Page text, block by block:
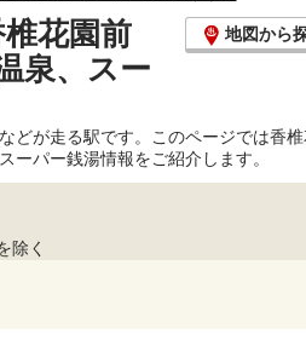
花園前
泉、スー
地図から
どが走る駅です。このページでは香
ーパー銭湯情報をご紹介します。
除く